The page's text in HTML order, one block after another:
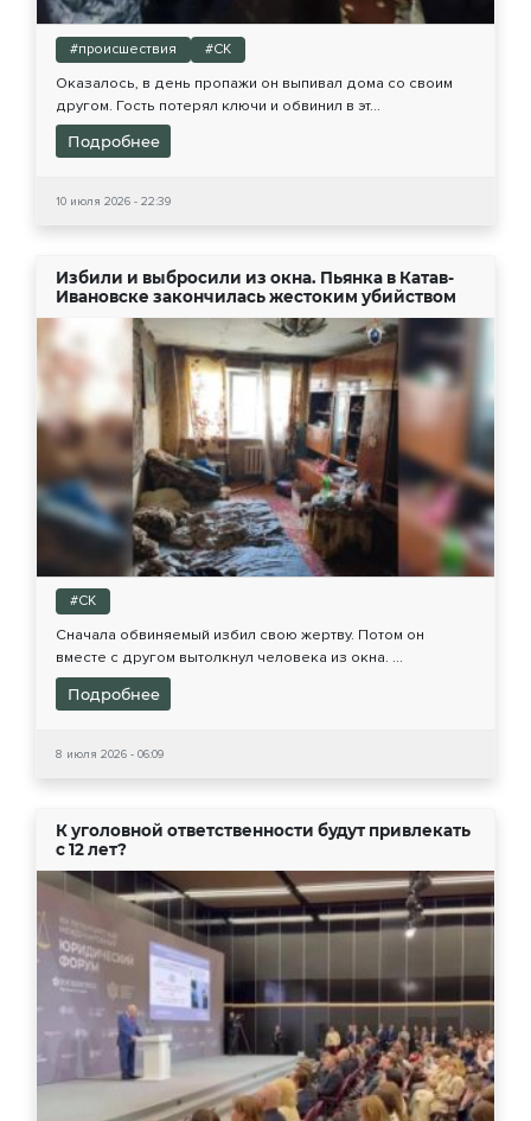
#происшествия #СК
Оказалось, в день пропажи он выпивал дома со своим
другом. Гость потерял ключи и обвинил в эт...
Подробнее
10 июля 2026 - 22:39
Избили и выбросили из окна. Пьянка в Катав-
Ивановске закончилась жестоким убийством
#СК
Сначала обвиняемый избил свою жертву. Потом он
вместе с другом вытолкнул человека из окна. ...
Подробнее
8 июля 2026 - 06:09
К уголовной ответственности будут привлекать
с 12 лет?